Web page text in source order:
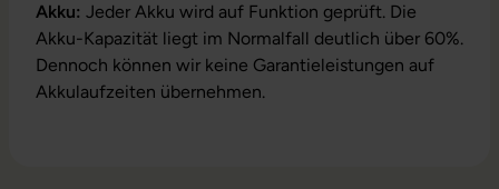
Akku: Jeder Akku wird auf Funktion geprüft. Die
Akku-Kapazität liegt im Normalfall deutlich über 60%.
Dennoch können wir keine Garantieleistungen auf
Akkulaufzeiten übernehmen.